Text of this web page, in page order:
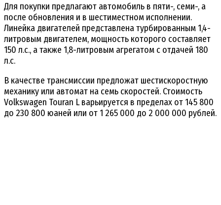
Для покупки предлагают автомобиль в пяти-, семи-, а
после обновления и в шестиместном исполнении.
Линейка двигателей представлена турбированным 1,4-
литровым двигателем, мощность которого составляет
150 л.с., а также 1,8-литровым агрегатом с отдачей 180
л.с.
В качестве трансмиссии предложат шестискоростную
механику или автомат на семь скоростей. Стоимость
Volkswagen Touran L варьируется в пределах от 145 800
до 230 800 юаней или от 1 265 000 до 2 000 000 рублей.